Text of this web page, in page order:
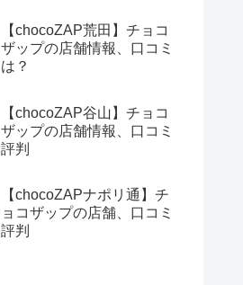
【chocoZAP荒田】チョコ
ザップの店舗情報、口コミ
は？
【chocoZAP谷山】チョコ
ザップの店舗情報、口コミ
評判
【chocoZAPナポリ通】チ
ョコザップの店舗、口コミ
評判